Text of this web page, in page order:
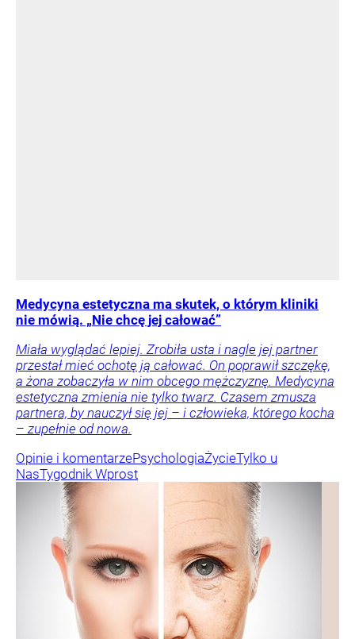
Medycyna estetyczna ma skutek, o którym kliniki
nie mówią. „Nie chcę jej całować”
Miała wyglądać lepiej. Zrobiła usta i nagle jej partner
przestał mieć ochotę ją całować. On poprawił szczękę,
a żona zobaczyła w nim obcego mężczyznę. Medycyna
estetyczna zmienia nie tylko twarz. Czasem zmusza
partnera, by nauczył się jej – i człowieka, którego kocha
– zupełnie od nowa.
Opinie i komentarzePsychologiaŻycieTylko u
NasTygodnik Wprost